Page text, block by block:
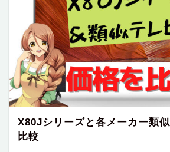
X80Jシリーズと各メーカー類
比較